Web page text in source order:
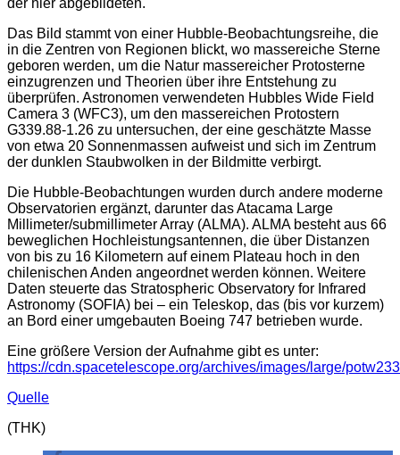
der hier abgebildeten.
Das Bild stammt von einer Hubble-Beobachtungsreihe, die
in die Zentren von Regionen blickt, wo massereiche Sterne
geboren werden, um die Natur massereicher Protosterne
einzugrenzen und Theorien über ihre Entstehung zu
überprüfen. Astronomen verwendeten Hubbles Wide Field
Camera 3 (WFC3), um den massereichen Protostern
G339.88-1.26 zu untersuchen, der eine geschätzte Masse
von etwa 20 Sonnenmassen aufweist und sich im Zentrum
der dunklen Staubwolken in der Bildmitte verbirgt.
Die Hubble-Beobachtungen wurden durch andere moderne
Observatorien ergänzt, darunter das Atacama Large
Millimeter/submillimeter Array (ALMA). ALMA besteht aus 66
beweglichen Hochleistungsantennen, die über Distanzen
von bis zu 16 Kilometern auf einem Plateau hoch in den
chilenischen Anden angeordnet werden können. Weitere
Daten steuerte das Stratospheric Observatory for Infrared
Astronomy (SOFIA) bei – ein Teleskop, das (bis vor kurzem)
an Bord einer umgebauten Boeing 747 betrieben wurde.
Eine größere Version der Aufnahme gibt es unter:
https://cdn.spacetelescope.org/archives/images/large/
Quelle
(THK)